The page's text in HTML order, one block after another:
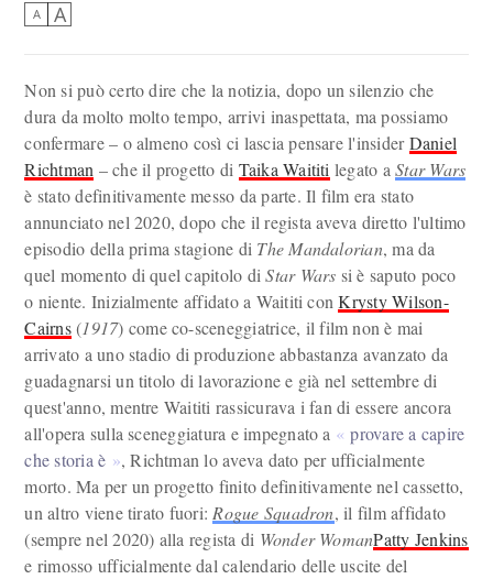
A A
Non si può certo dire che la notizia, dopo un silenzio che
dura da molto molto tempo, arrivi inaspettata, ma possiamo
confermare – o almeno così ci lascia pensare l'insiderDaniel
Richtman – che il progetto di Taika Waititi legato aStar Wars
è stato definitivamente messo da parte. Il film era stato
annunciato nel 2020, dopo che il regista aveva diretto l'ultimo
episodio della prima stagione di The Mandalorian, ma da
quel momento di quel capitolo diStar Wars si è saputo poco
o niente. Inizialmente affidato a Waititi conKrysty Wilson-
Cairns(1917) come co-sceneggiatrice, il film non è mai
arrivato a uno stadio di produzione abbastanza avanzato da
guadagnarsi un titolo di lavorazione e già nel settembre di
quest'anno, mentre Waititi rassicurava i fan di essere ancora
all'opera sulla sceneggiatura e impegnato a
provare a capire
che storia è
, Richtman lo aveva dato per ufficialmente
morto. Ma per un progetto finito definitivamente nel cassetto,
un altro viene tirato fuori: Rogue Squadron, il film affidato
(sempre nel 2020) alla regista di Wonder WomanPatty Jenkins
e rimosso ufficialmente dal calendario delle uscite del